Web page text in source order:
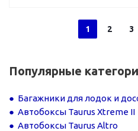
1 2 3
Популярные
Багажники для лодок и
Автобоксы Taurus Xtreme II
Автобоксы Taurus Altro